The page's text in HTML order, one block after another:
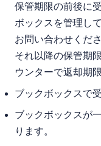
保管期限の前後に
ボックスを管理し
お問い合わせくださ
それ以降の保管期
ウンターで返却期
ブックボックスで
ブックボックスが
ります。